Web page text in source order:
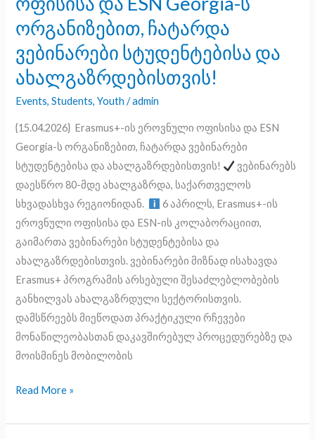
ორგანიზებით, ჩატარდა
ვებინარები სტუდენტებისა და
ახალგაზრდებისთვის!
Events,Students,Youth /admin
{15.04.2026} Erasmus+-ის ეროვნული ოფისისა და ESN
Georgia-ს ორგანიზებით, ჩატარდა ვებინარები
სტუდენტებისა და ახალგაზრდებისთვის!
ვებინარებს
დაესწრო 80-მდე ახალგაზრდა, საქართველოს
სხვადასხვა რეგიონიდან.
6 აპრილს, Erasmus+-ის
ეროვნული ოფისისა და ESN-ის კოლაბორაციით,
გაიმართა ვებინარები სტუდენტებისა და
ახალგაზრდებისთვის. ვებინარები მიზნად ისახავდა
Erasmus+ პროგრამის არსებული შესაძლებლობების
განხილვას ახალგაზრდული სექტორისთვის.
დამსწრეებს მიეწოდათ პრაქტიკული რჩევები
მონაწილეობასთან დაკავშირებულ პროცედურებზე და
მოისმინეს მობილობის
ის
ეროვნული
ოფისისა
და
ESN
Georgia-
ს
ორგანიზებით,
ჩატარდა
ვებინარები
სტუდენტებისა
და
ახალგაზრდებისთვის!
Read More »